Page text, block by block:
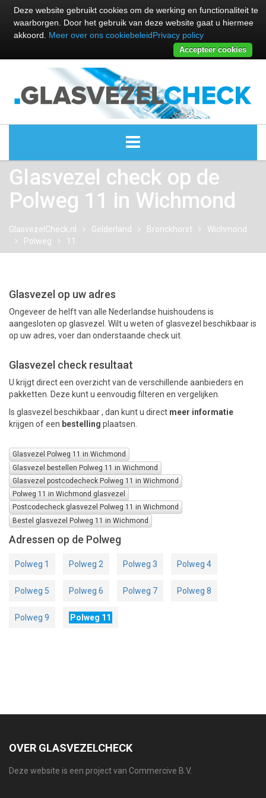
ALLE GLASVEZEL PROVIDERS
GLASVEZEL PROVIDERS
KABEL INTERNET PROVIDERS
PAKKETTEN
Glasvezel check op de
Polweg 11 in Wichmond
GlasvezelCheck.nl Gelderland Bronckhorst
Wichmond
Polweg
11
Glasvezel op uw adres
Ongeveer de helft van alle Nederlandse huishoudens is
aangesloten op glasvezel. Wilt u weten of glasvezel beschikbaar is
op uw adres, voer dan onderstaande check uit.
Glasvezel check resultaat
U krijgt direct een overzicht van de verschillende aanbieders en
pakketten. Deze kunt u eenvoudig filteren en vergelijken.
Is glasvezel beschikbaar , dan kunt u direct meer informatie
krijgen of een bestelling plaatsen.
Glasvezel Polweg 11 in Wichmond
Glasvezel bestellen Polweg 11 in Wichmond
Glasvezel postcodecheck Polweg 11 in Wichmond
Polweg 11 in Wichmond glasvezel
Postcodecheck glasvezel Polweg 11 in Wichmond
Bestel glasvezel Polweg 11 in Wichmond
Adressen op de Polweg
Polweg 1 Polweg 2 Polweg 3 Polweg 4
Polweg 5 Polweg 6 Polweg 7 Polweg 8
Polweg 9 Polweg 11
OVER GLASVEZELCHECK
Deze website is een project van Commercive B.V.
Deze website gebruikt cookies om de werking en functionaliteit te
waarborgen. Door het gebruik van deze website gaat u hiermee
akkoord. Meer over ons cookiebeleidPrivacy policy
Accepteer cookies